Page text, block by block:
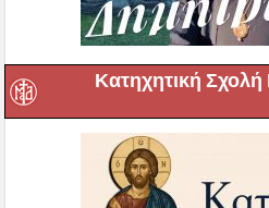
Κατηχητική Σχολή